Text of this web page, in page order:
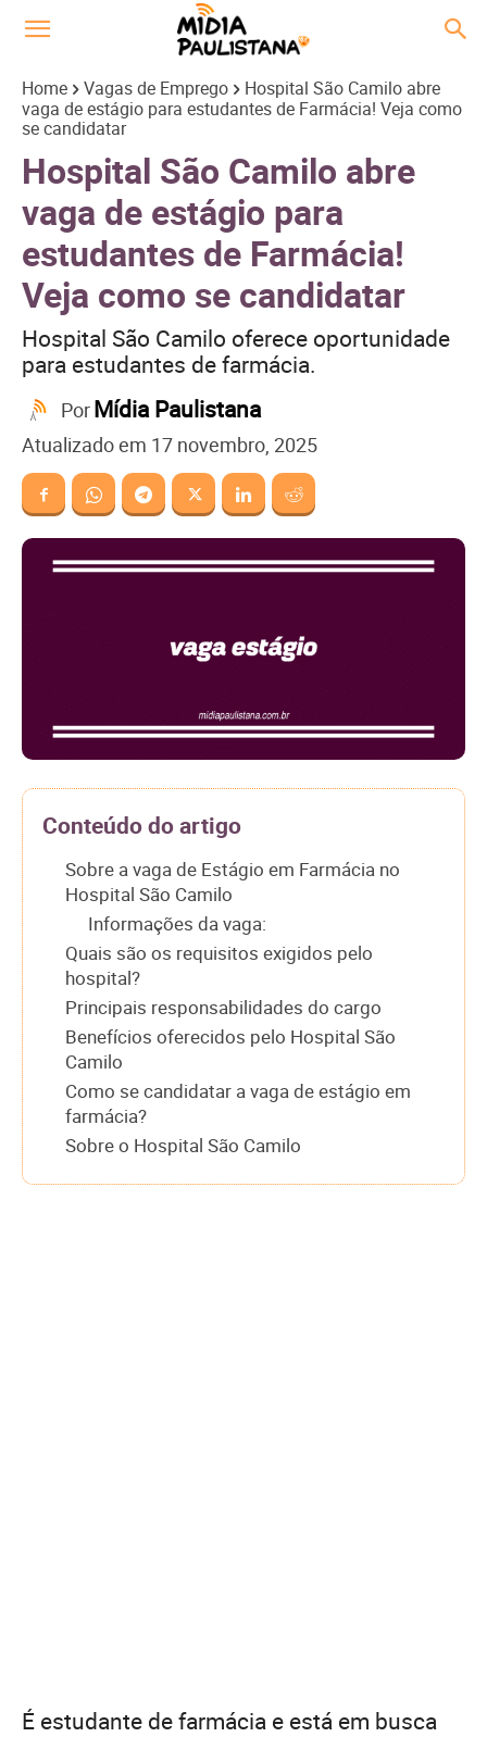
Home Vagas de Emprego
Hospital São Camilo abre
vaga de estágio para estudantes de Farmácia! Veja como
se candidatar
Hospital São Camilo abre
vaga de estágio para
estudantes de Farmácia!
Veja como se candidatar
Hospital São Camilo oferece oportunidade
para estudantes de farmácia.
PorMídia Paulistana
Atualizado em 17 novembro, 2025
Conteúdo do artigo
Sobre a vaga de Estágio em Farmácia no
Hospital São Camilo
Informações da vaga:
Quais são os requisitos exigidos pelo
hospital?
Principais responsabilidades do cargo
Benefícios oferecidos pelo Hospital São
Camilo
Como se candidatar a vaga de estágio em
farmácia?
Sobre o Hospital São Camilo
É estudante de farmácia e está em busca